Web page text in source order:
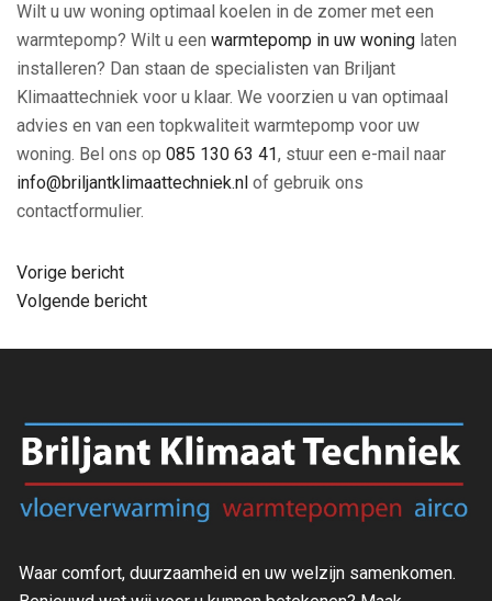
Wilt u uw woning optimaal koelen in de zomer met een
warmtepomp? Wilt u een warmtepomp in uw woning laten
installeren? Dan staan de specialisten van Briljant
Klimaattechniek voor u klaar. We voorzien u van optimaal
advies en van een topkwaliteit warmtepomp voor uw
woning. Bel ons op 085 130 63 41, stuur een e-mail naar
info@briljantklimaattechniek.nl of gebruik ons
contactformulier.
Bericht
navigatie
Vorige bericht
Volgende bericht
Waar comfort, duurzaamheid en uw welzijn samenkomen.